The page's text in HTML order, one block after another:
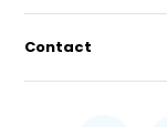
Contact